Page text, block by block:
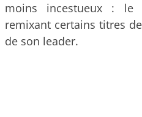
moins incestueux : le
remixant certains titres
de son leader.